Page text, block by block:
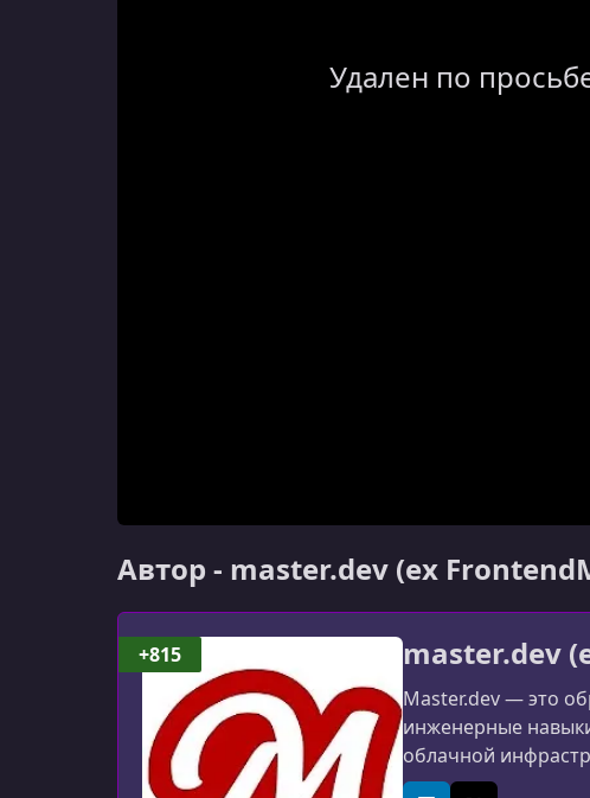
Удален по
Автор - master.dev (ex
master.dev
Master.dev — это
инженерные
облачной
платформа
+815